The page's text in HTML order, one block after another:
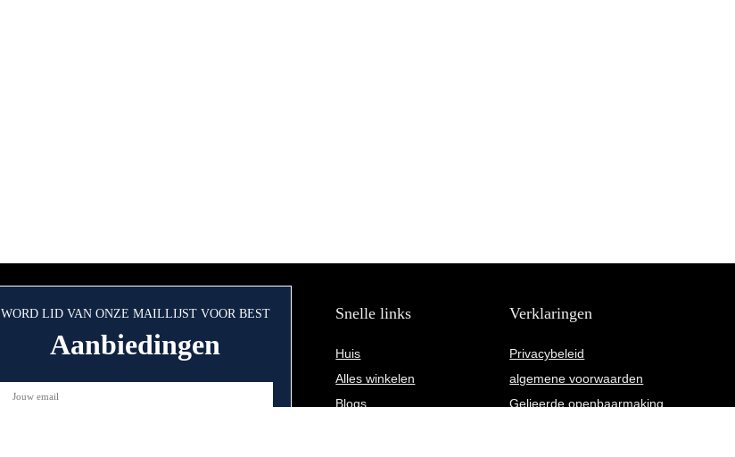
WORD LID VAN ONZE MAILLIJST VOOR BEST
Aanbiedingen
Snelle links
Huis
Alles winkelen
Blogs
Verklaringen
Privacybeleid
algemene voorwaarden
Gelieerde openbaarmaking